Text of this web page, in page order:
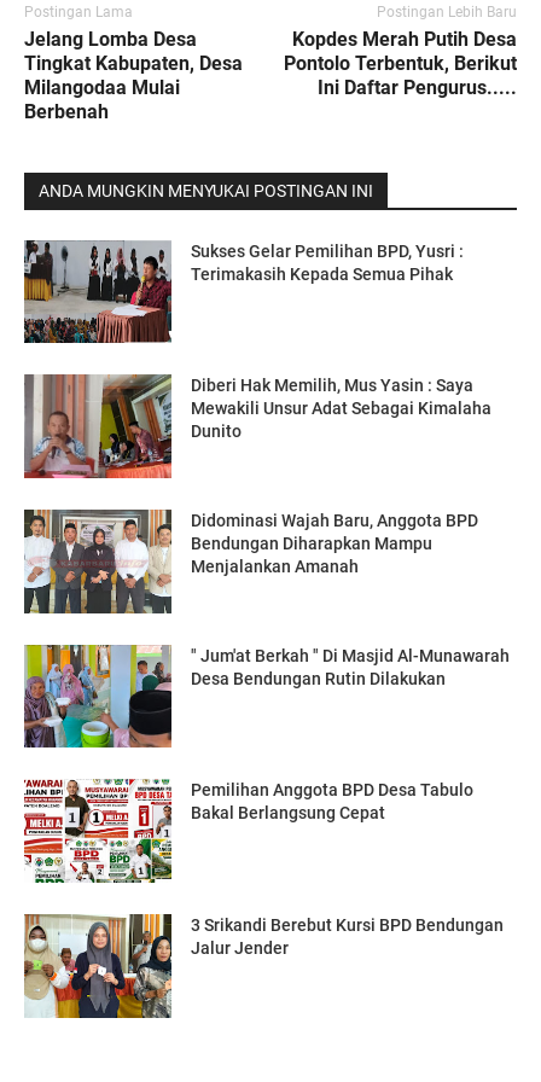
Postingan Lama
Jelang Lomba Desa
Tingkat Kabupaten, Desa
Milangodaa Mulai
Berbenah
Postingan Lebih Baru
Kopdes Merah Putih Desa
Pontolo Terbentuk, Berikut
Ini Daftar Pengurus.....
ANDA MUNGKIN MENYUKAI POSTINGAN INI
Sukses Gelar Pemilihan BPD, Yusri :
Terimakasih Kepada Semua Pihak
Diberi Hak Memilih, Mus Yasin : Saya
Mewakili Unsur Adat Sebagai Kimalaha
Dunito
Didominasi Wajah Baru, Anggota BPD
Bendungan Diharapkan Mampu
Menjalankan Amanah
" Jum'at Berkah " Di Masjid Al-Munawarah
Desa Bendungan Rutin Dilakukan
Pemilihan Anggota BPD Desa Tabulo
Bakal Berlangsung Cepat
3 Srikandi Berebut Kursi BPD Bendungan
Jalur Jender